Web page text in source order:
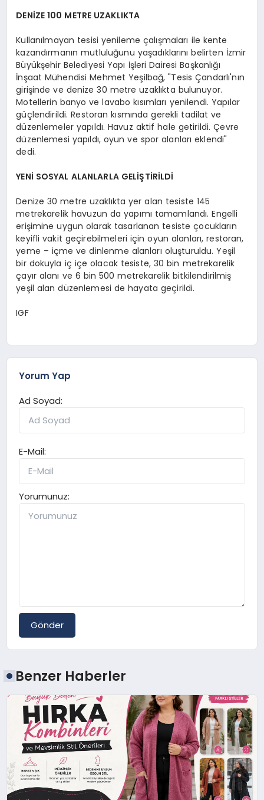
DENİZE 100 METRE UZAKLIKTA
Kullanılmayan tesisi yenileme çalışmaları ile kente
kazandırmanın mutluluğunu yaşadıklarını belirten İzmir
Büyükşehir Belediyesi Yapı İşleri Dairesi Başkanlığı
İnşaat Mühendisi Mehmet Yeşilbağ, "Tesis Çandarlı'nın
girişinde ve denize 30 metre uzaklıkta bulunuyor.
Motellerin banyo ve lavabo kısımları yenilendi. Yapılar
güçlendirildi. Restoran kısmında gerekli tadilat ve
düzenlemeler yapıldı. Havuz aktif hale getirildi. Çevre
düzenlemesi yapıldı, oyun ve spor alanları eklendi"
dedi.
YENİ SOSYAL ALANLARLA GELİŞTİRİLDİ
Denize 30 metre uzaklıkta yer alan tesiste 145
metrekarelik havuzun da yapımı tamamlandı. Engelli
erişimine uygun olarak tasarlanan tesiste çocukların
keyifli vakit geçirebilmeleri için oyun alanları, restoran,
yeme – içme ve dinlenme alanları oluşturuldu. Yeşil
bir dokuyla iç içe olacak tesiste, 30 bin metrekarelik
çayır alanı ve 6 bin 500 metrekarelik bitkilendirilmiş
yeşil alan düzenlemesi de hayata geçirildi.
IGF
Yorum Yap
Ad Soyad:
E-Mail:
Yorumunuz:
Gönder
Benzer Haberler